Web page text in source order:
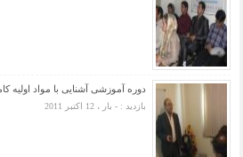
دوره آموزشی آشنایی با مواد اولیه
بازدید : - بار ، 12 اکتبر 2011